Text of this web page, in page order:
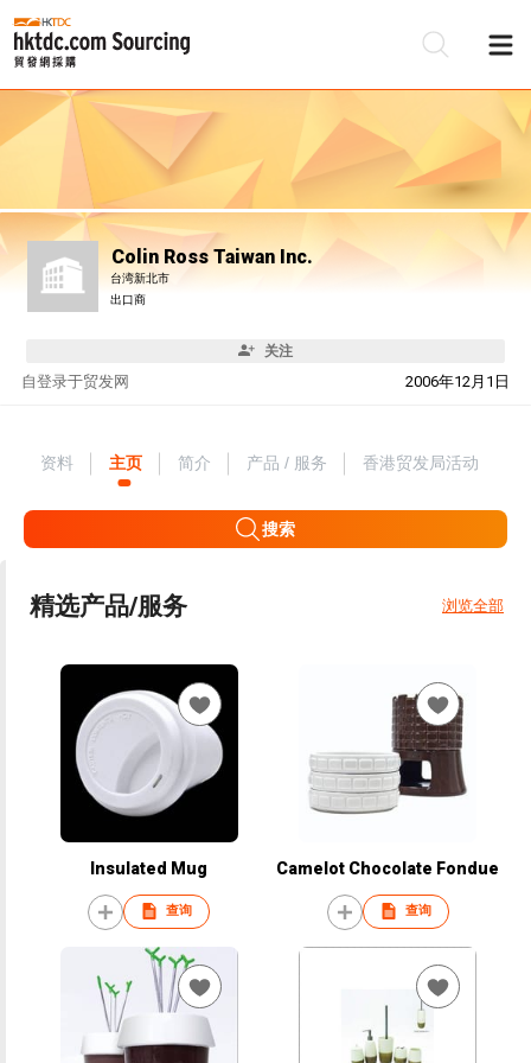
Colin Ross Taiwan Inc.
台湾新北市
出口商
关注
自 2006年12月1日
登录于贸发网
资料 主页 简介 产品 / 服务 香港贸发局活动
搜索
精选产品/服务 浏览全部
Insulated Mug
查询
Camelot Chocolate Fondue
查询